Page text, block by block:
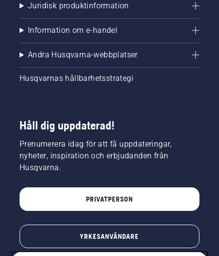
Juridisk produktinformation
Information om e-handel
Andra Husqvarna-webbplatser
Husqvarnas hållbarhetsstrategi
Håll dig uppdaterad!
Prenumerera idag för att få uppdateringar,
nyheter, inspiration och erbjudanden från
Husqvarna.
PRIVATPERSON
YRKESANVÄNDARE